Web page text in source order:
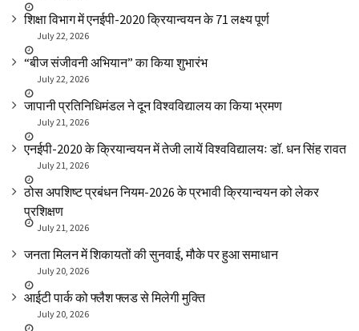
शिक्षा विभाग में एनईपी-2020 क्रियान्वयन के 71 लक्ष्य पूर्ण
July 22, 2026
“बीज संजीवनी अभियान” का किया शुभारंभ
July 22, 2026
जापानी प्रतिनिधिमंडल ने दून विश्वविद्यालय का किया भ्रमण
July 21, 2026
एनईपी-2020 के क्रियान्वयन में तेजी लायें विश्वविद्यालयः डॉ. धन सिंह रावत
July 21, 2026
ठोस अपशिष्ट प्रबंधन नियम-2026 के प्रभावी क्रियान्वयन को लेकर
प्रशिक्षण
July 21, 2026
जनता मिलन में शिकायतों की सुनवाई, मौके पर हुआ समाधान
July 20, 2026
आईटी पार्क को फ्लैश फ्लड से मिलेगी मुक्ति
July 20, 2026